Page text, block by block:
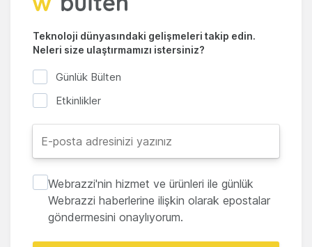
Teknoloji dünyasındaki gelişmeleri takip edin.
Neleri size ulaştırmamızı istersiniz?
Günlük Bülten
Etkinlikler
Webrazzi'nin hizmet ve ürünleri ile günlük
Webrazzi haberlerine ilişkin olarak epostalar
göndermesini onaylıyorum.